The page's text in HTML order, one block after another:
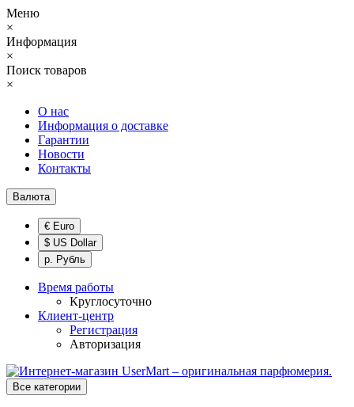
Меню
×
Информация
×
Поиск товаров
×
О нас
Информация о доставке
Гарантии
Новости
Контакты
Валюта
€ Euro
$ US Dollar
р. Рубль
Время работы
Круглосуточно
Клиент-центр
Регистрация
Авторизация
Все категории